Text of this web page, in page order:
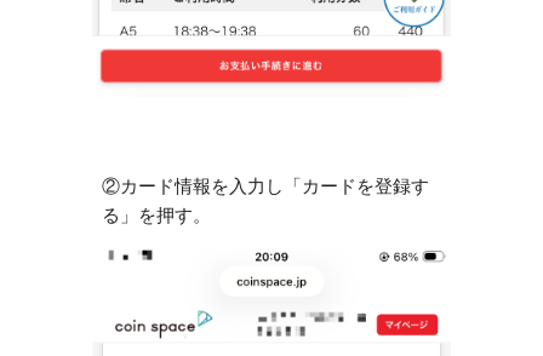
②カード情報を入力し「カードを登録す
る」を押す。